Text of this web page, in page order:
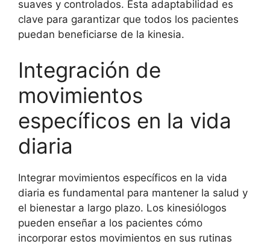
suaves y controlados. Esta adaptabilidad es
clave para garantizar que todos los pacientes
puedan beneficiarse de la kinesia.
Integración de
movimientos
específicos en la vida
diaria
Integrar movimientos específicos en la vida
diaria es fundamental para mantener la salud y
el bienestar a largo plazo. Los kinesiólogos
pueden enseñar a los pacientes cómo
incorporar estos movimientos en sus rutinas